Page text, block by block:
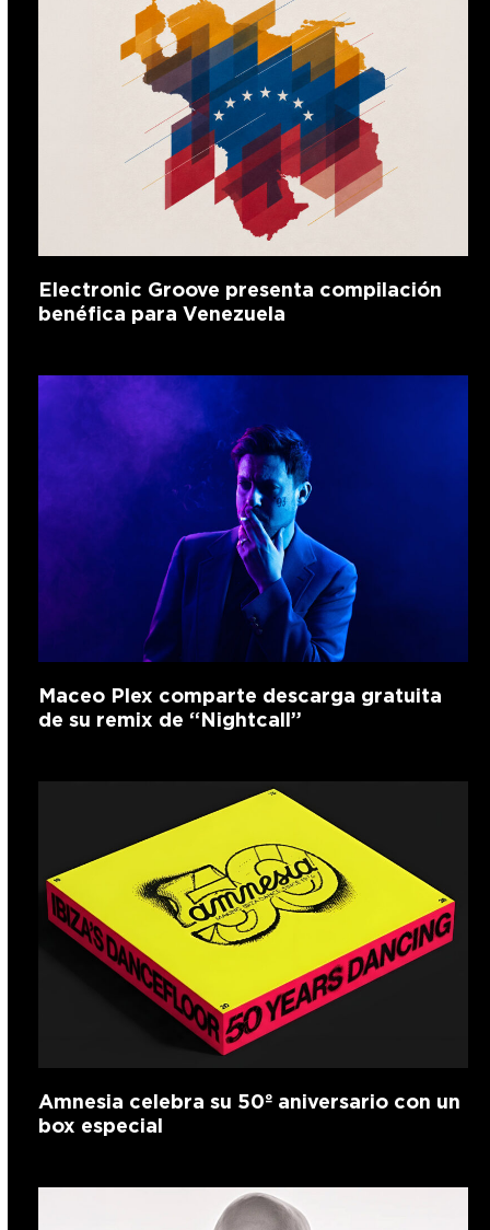
Electronic Groove presenta compilación
benéfica para Venezuela
Maceo Plex comparte descarga gratuita
de su remix de “Nightcall”
Amnesia celebra su 50º aniversario con un
box especial